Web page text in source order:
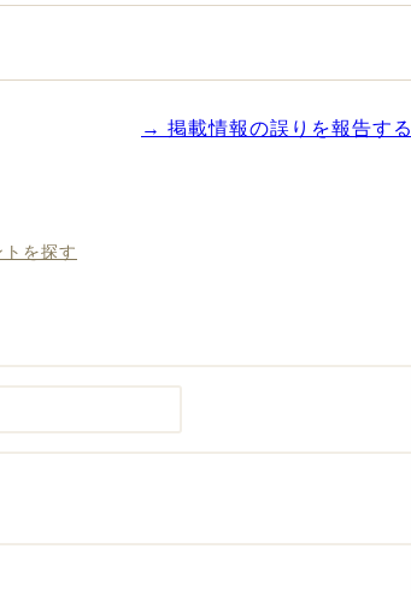
→ 掲載情報の誤りを報告する
を探す